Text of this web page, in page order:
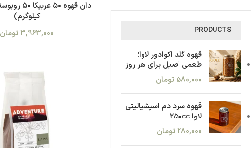
PRODUCTS
قهوه گلد اکوادور لاوا؛
طعمی اصیل برای هر روز
580,000 تومان
قهوه سرد دم اسپشیالیتی
لاوا ۲۵۰cc
280,000 تومان
کیلوگرم)
3,963,000 تومان